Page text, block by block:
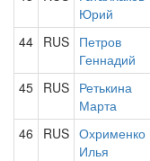
Юрий
44 RUS Петров
Геннадий
45 RUS Ретькина
Марта
46 RUS Охрименко
Илья